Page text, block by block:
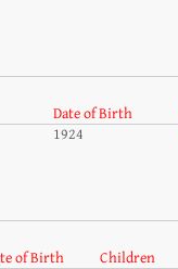
Date of Birth
1924
of Birth
Children